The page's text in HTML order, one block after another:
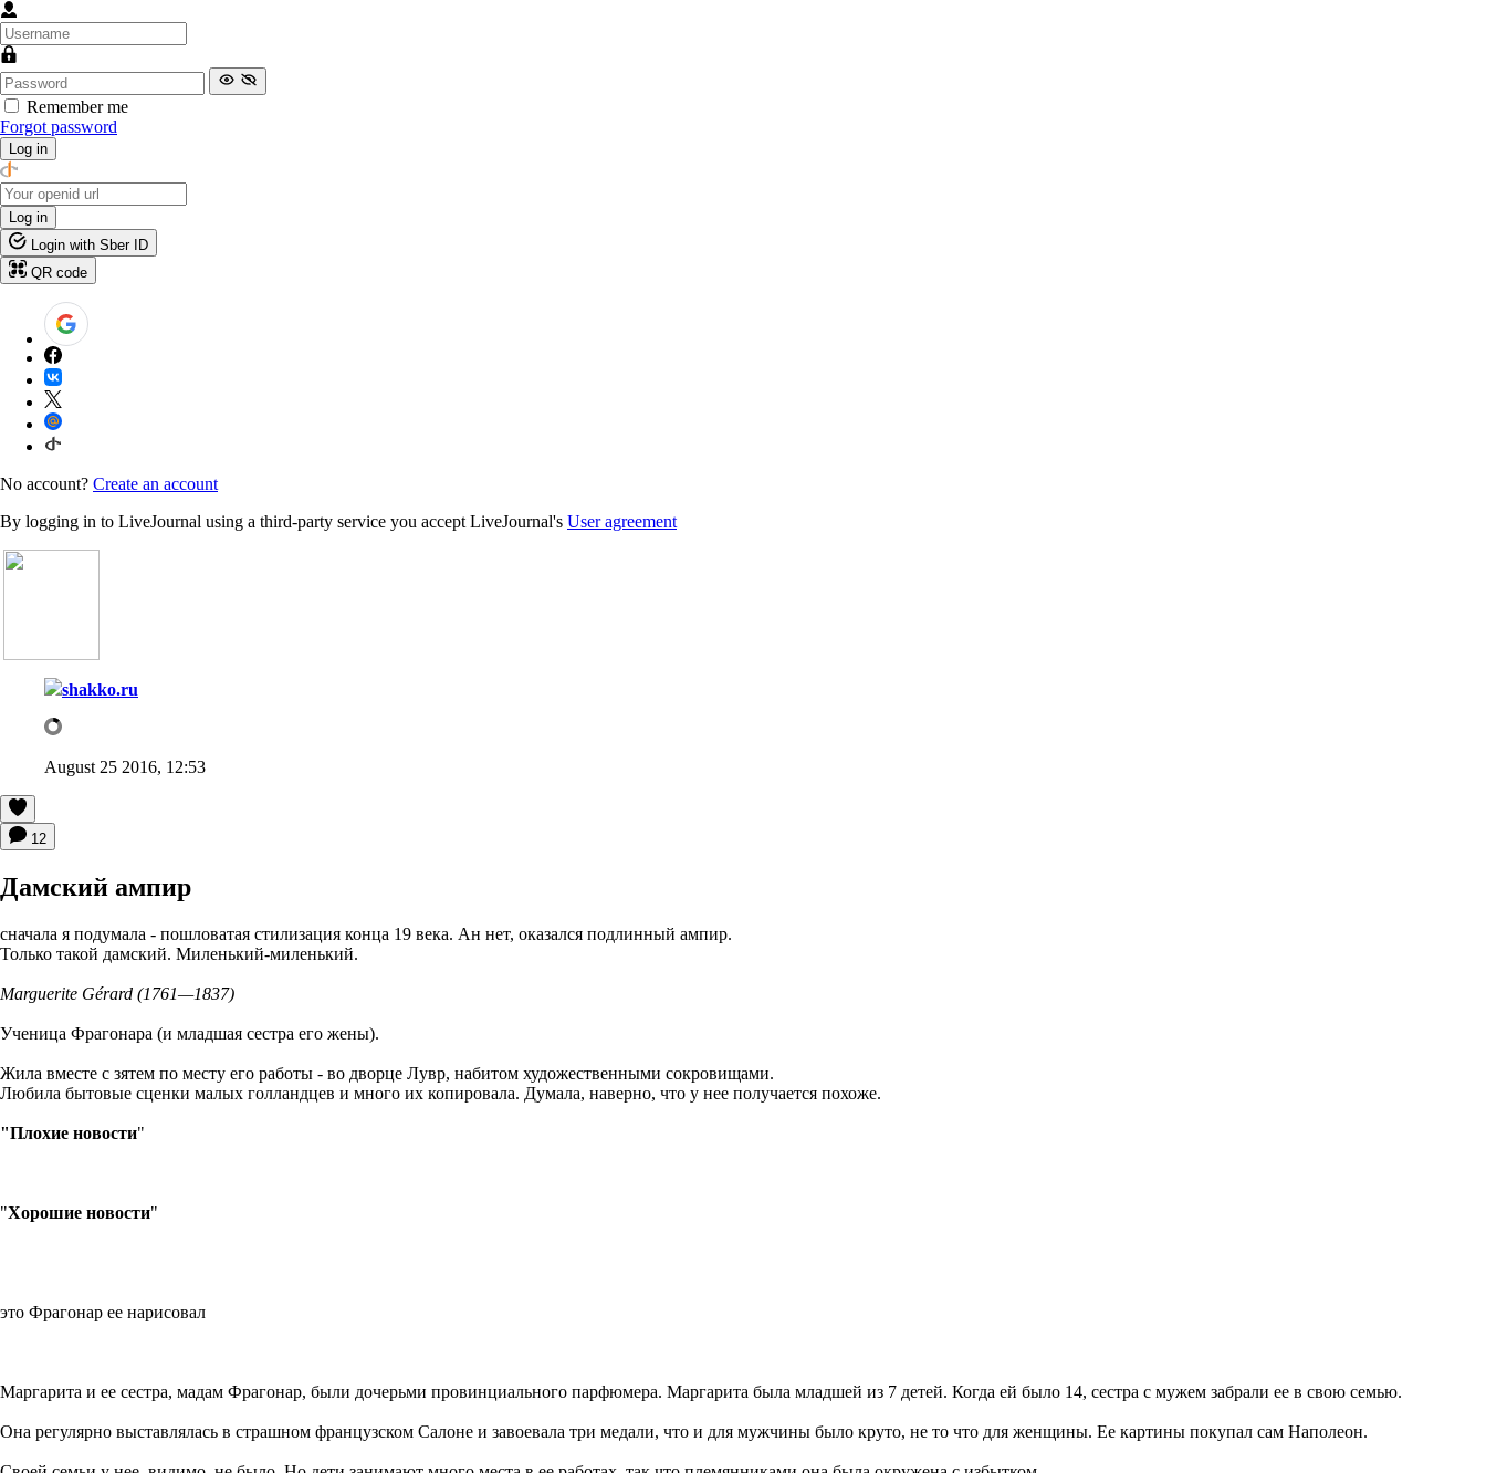
Remember me
Forgot password
Log in
Log in
Login with Sber ID
QR code
No account? Create an account
By logging in to LiveJournal using a third-party service you accept LiveJournal's User agreement
shakko.ru
August 25 2016, 12:53
12
Дамский ампир
сначала я подумала - пошловатая стилизация конца 19 века. Ан нет, оказался подлинный ампир.
Только такой дамский. Миленький-миленький.
Marguerite Gérard (1761—1837)
Ученица Фрагонара (и младшая сестра его жены).
Жила вместе с зятем по месту его работы - во дворце Лувр, набитом художественными сокровищами.
Любила бытовые сценки малых голландцев и много их копировала. Думала, наверно, что у нее получается похоже.
"Плохие новости"
"Хорошие новости"
это Фрагонар ее нарисовал
Маргарита и ее сестра, мадам Фрагонар, были дочерьми провинциального парфюмера. Маргарита была младшей из 7 детей. Когда ей было 14, сестра с мужем забрали ее в свою семью.
Она регулярно выставлялась в страшном французском Салоне и завоевала три медали, что и для мужчины было круто, не то что для женщины. Ее картины покупал сам Наполеон.